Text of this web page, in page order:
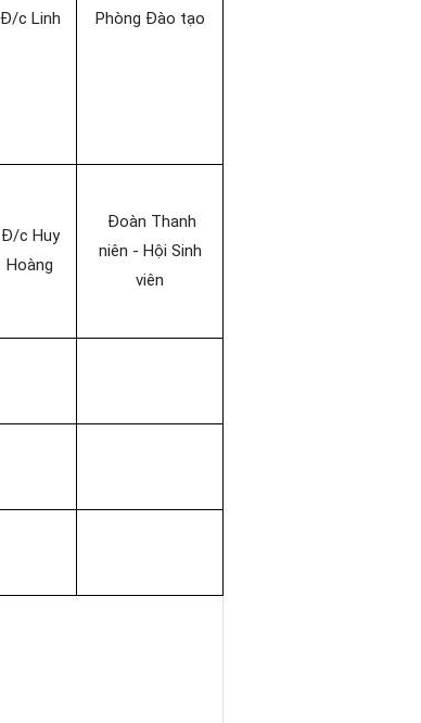
Đ/c Linh Phòng Đào tạo
Đ/c Huy
Hoàng
Đoàn Thanh
niên - Hội Sinh
viên